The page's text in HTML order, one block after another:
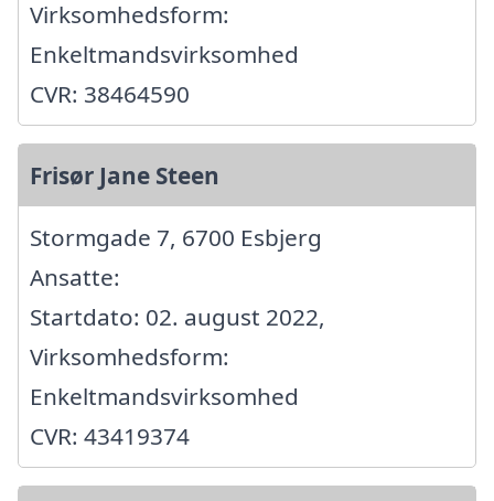
Virksomhedsform:
Enkeltmandsvirksomhed
CVR: 38464590
Frisør Jane Steen
Stormgade 7, 6700 Esbjerg
Ansatte:
Startdato: 02. august 2022,
Virksomhedsform:
Enkeltmandsvirksomhed
CVR: 43419374